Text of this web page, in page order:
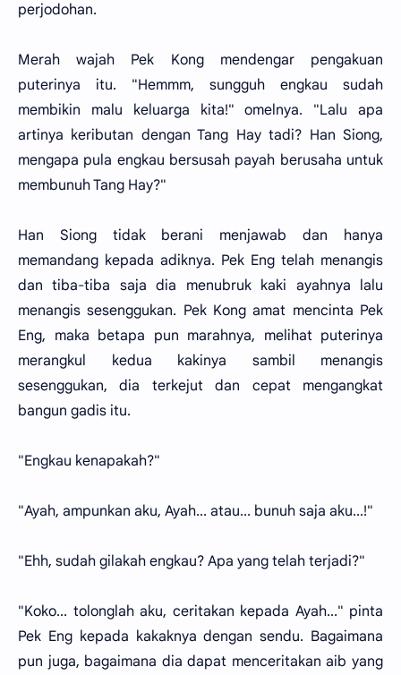
perjodohan.
Merah wajah Pek Kong mendengar pengakuan
puterinya itu. "Hemmm, sungguh engkau sudah
membikin malu keluarga kita!" omelnya. "Lalu apa
artinya keributan dengan Tang Hay tadi? Han Siong,
mengapa pula engkau bersusah payah berusaha untuk
membunuh Tang Hay?"
Han Siong tidak berani menjawab dan hanya
memandang kepada adiknya. Pek Eng telah menangis
dan tiba-tiba saja dia menubruk kaki ayahnya lalu
menangis sesenggukan. Pek Kong amat mencinta Pek
Eng, maka betapa pun marahnya, melihat puterinya
merangkul kedua kakinya sambil menangis
sesenggukan, dia terkejut dan cepat mengangkat
bangun gadis itu.
"Engkau kenapakah?"
"Ayah, ampunkan aku, Ayah... atau... bunuh saja aku...!"
"Ehh, sudah gilakah engkau? Apa yang telah terjadi?"
"Koko... tolonglah aku, ceritakan kepada Ayah..." pinta
Pek Eng kepada kakaknya dengan sendu. Bagaimana
pun juga, bagaimana dia dapat menceritakan aib yang